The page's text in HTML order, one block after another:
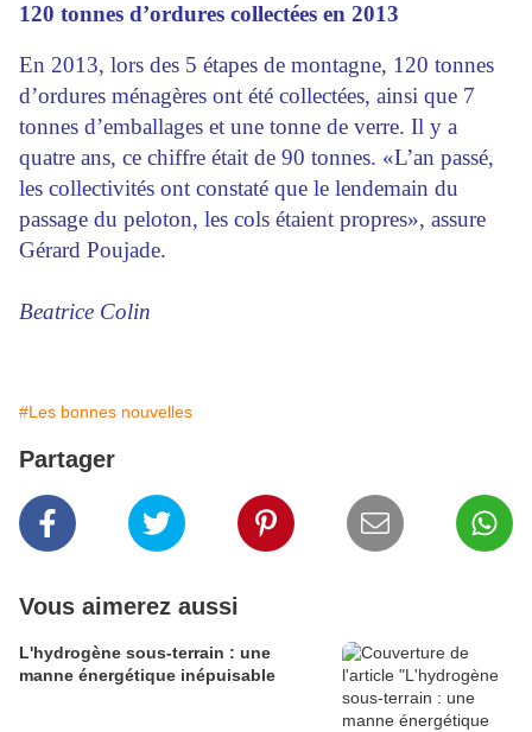
120 tonnes d’ordures collectées en 2013
En 2013, lors des 5 étapes de montagne, 120 tonnes
d’ordures ménagères ont été collectées, ainsi que 7
tonnes d’emballages et une tonne de verre. Il y a
quatre ans, ce chiffre était de 90 tonnes. «L’an passé,
les collectivités ont constaté que le lendemain du
passage du peloton, les cols étaient propres», assure
Gérard Poujade.
Beatrice Colin
#Les bonnes nouvelles
Partager
Vous aimerez aussi
L'hydrogène sous-terrain : une
manne énergétique inépuisable